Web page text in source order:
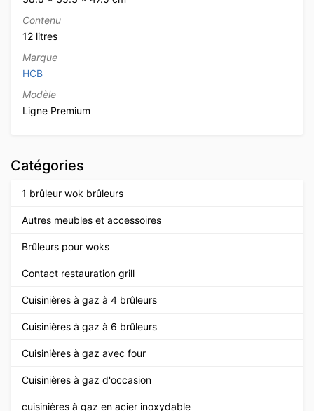
Contenu
12 litres
Marque
HCB
Modèle
Ligne Premium
Catégories
1 brûleur wok brûleurs
Autres meubles et accessoires
Brûleurs pour woks
Contact restauration grill
Cuisinières à gaz à 4 brûleurs
Cuisinières à gaz à 6 brûleurs
Cuisinières à gaz avec four
Cuisinières à gaz d'occasion
cuisinières à gaz en acier inoxydable